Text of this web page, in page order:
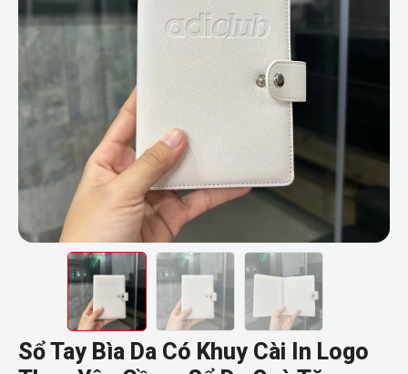
Sổ Tay Bìa Da Có Khuy Cài In Logo